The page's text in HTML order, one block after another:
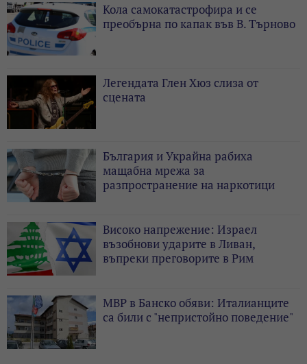
Кола самокатастрофира и се
преобърна по капак във В. Търново
Легендата Глен Хюз слиза от
сцената
България и Украйна рабиха
мащабна мрежа за
разпространение на наркотици
Високо напрежение: Израел
възобнови ударите в Ливан,
въпреки преговорите в Рим
МВР в Банско обяви: Италианците
са били с "непристойно поведение"